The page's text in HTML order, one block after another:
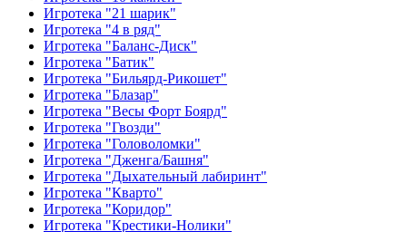
Игротека "21 шарик"
Игротека "4 в ряд"
Игротека "Баланс-Диск"
Игротека "Батик"
Игротека "Бильярд-Рикошет"
Игротека "Блазар"
Игротека "Весы Форт Боярд"
Игротека "Гвозди"
Игротека "Головоломки"
Игротека "Дженга/Башня"
Игротека "Дыхательный лабиринт"
Игротека "Кварто"
Игротека "Коридор"
Игротека "Крестики-Нолики"